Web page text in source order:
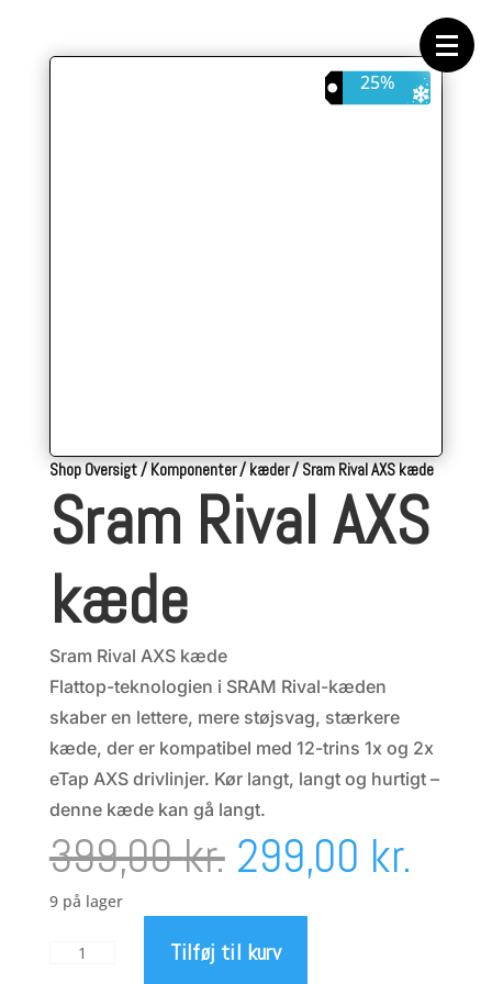
25%
Shop Oversigt/Komponenter/kæder/Sram Rival AXS kæde
Sram Rival AXS
kæde
Sram Rival AXS kæde
Flattop-teknologien i SRAM Rival-kæden
skaber en lettere, mere støjsvag, stærkere
kæde, der er kompatibel med 12-trins 1x og 2x
eTap AXS drivlinjer. Kør langt, langt og hurtigt –
denne kæde kan gå langt.
399,00kr. Den
oprindelige
299,00 kr.
9 på lager
Sram
Tilføj til kurv